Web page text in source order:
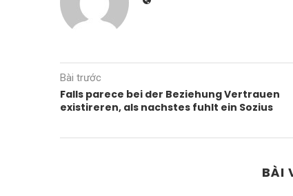
Bài trước
Falls parece bei der Beziehung Vertrauen
existireren, als nachstes fuhlt ein Sozius
BÀI